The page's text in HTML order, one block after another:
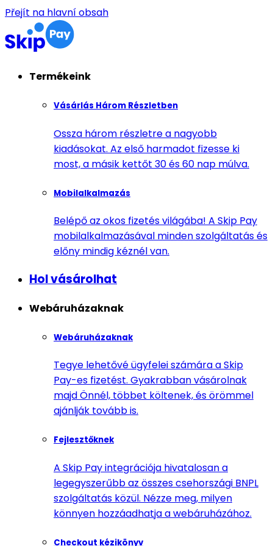
Přejít na hlavní obsah
Termékeink
Vásárlás Három Részletben
Ossza három részletre a nagyobb
kiadásokat. Az első harmadot fizesse ki
most, a másik kettőt 30 és 60 nap múlva.
Mobilalkalmazás
Belépő az okos fizetés világába! A Skip Pay
mobilalkalmazásával minden szolgáltatás és
előny mindig kéznél van.
Hol vásárolhat
Webáruházaknak
Webáruházaknak
Tegye lehetővé ügyfelei számára a Skip
Pay-es fizetést. Gyakrabban vásárolnak
majd Önnél, többet költenek, és örömmel
ajánlják tovább is.
Fejlesztőknek
A Skip Pay integrációja hivatalosan a
legegyszerűbb az összes csehországi BNPL
szolgáltatás közül. Nézze meg, milyen
könnyen hozzáadhatja a webáruházához.
Checkout kézikönyv